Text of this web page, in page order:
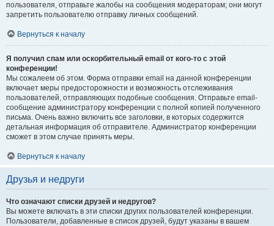
пользователя, отправьте жалобы на сообщения модераторам; они могут
запретить пользователю отправку личных сообщений.
Вернуться к началу
Я получил спам или оскорбительный email от кого-то с этой
конференции!
Мы сожалеем об этом. Форма отправки email на данной конференции
включает меры предосторожности и возможность отслеживания
пользователей, отправляющих подобные сообщения. Отправьте email-
сообщение администратору конференции с полной копией полученного
письма. Очень важно включить все заголовки, в которых содержится
детальная информация об отправителе. Администратор конференции
сможет в этом случае принять меры.
Вернуться к началу
Друзья и недруги
Что означают списки друзей и недругов?
Вы можете включать в эти списки других пользователей конференции.
Пользователи, добавленные в список друзей, будут указаны в вашем